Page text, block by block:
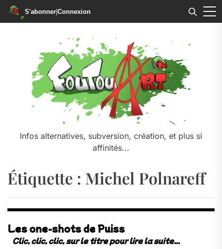
S'abonner|Connexion
Infos alternatives, subversion, création, et plus si
affinités...
Étiquette : Michel Polnareff
Les one-shots de Puiss​